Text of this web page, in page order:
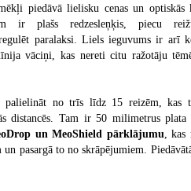
piedāvā lielisku cenas un optiskās
ir plašs redzesleņķis, piecu
paralaksi. Liels ieguvums ir arī
vāciņi, kas nereti citu ražotāju
palielināt no trīs līdz 15 reizēm, kas
distancēs. Tam ir 50 milimetrus plata
un MeoShield pārklājumu, kas
un pasargā to no skrāpējumiem.